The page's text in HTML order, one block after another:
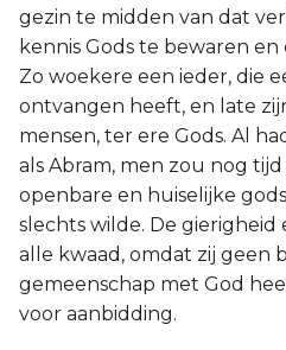
gezin te midden van dat
kennis Gods te bewaren
Zo woekere een ieder, die
ontvangen heeft, en late
mensen, ter ere Gods. Al
als Abram, men zou nog
openbare en huiselijke
slechts wilde. De
alle kwaad, omdat zij geen
gemeenschap met God
voor aanbidding.